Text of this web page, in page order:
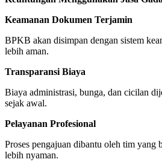
Keamanan Dokumen Terjamin
BPKB akan disimpan dengan sistem
lebih aman.
Transparansi Biaya
Biaya administrasi, bunga, dan cicilan
sejak awal.
Pelayanan Profesional
Proses pengajuan dibantu oleh tim yang
lebih nyaman.